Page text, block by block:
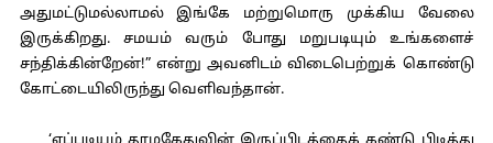
அதுமட்டுமல்லாமல் இங்கே மற்றுமொரு முக்கிய வேலை
இருக்கிறது. சமயம் வரும் போது மறுபடியும் உங்களைச்
சந்திக்கின்றேன்!” என்று அவனிடம் விடைபெற்றுக் கொண்டு
கோட்டையிலிருந்து வெளிவந்தான்.